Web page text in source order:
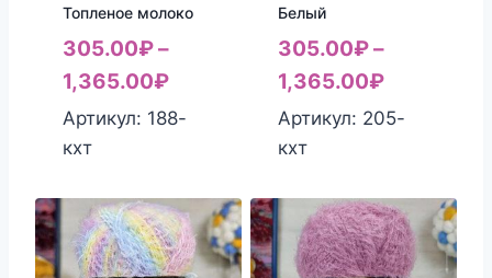
Топленое молоко
305.00₽–
1,365.00₽
Артикул: 188-
кхт
Белый
305.00₽–
1,365.00₽
Артикул: 205-
кхт